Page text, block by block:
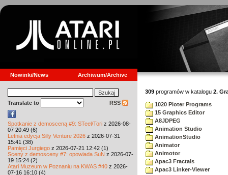
Nowinki/News Archiwum/Archive
Translate to RSS
Spotkanie z demosceną #9: STeel/Tori z 2026-08-
07 20:49 (6)
Letnia edycja Silly Venture 2026 z 2026-07-31
15:41 (38)
Pamięci Jurgiego z 2026-07-21 12:42 (1)
Sceny z demosceny #7: opowiada SuN z 2026-07-
19 15:24 (2)
Atari Muzeum w Poznaniu na KWAS #40 z 2026-
07-16 16:10 (4)
309 programów w katalogu 2.
1020 Ploter Programs
15 Graphics Editor
A8JDPEG
Animation Studio
AnimationStudio
Animator
Animotor
Apac3 Fractals
Apac3 Linker-Viewer